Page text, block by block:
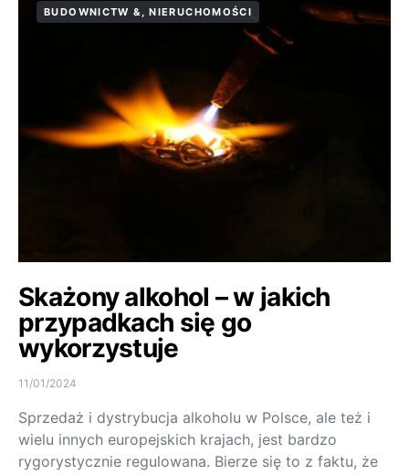
BUDOWNICTW &, NIERUCHOMOŚCI
Skażony alkohol – w jakich
przypadkach się go
wykorzystuje
11/01/2024
Sprzedaż i dystrybucja alkoholu w Polsce, ale też i
wielu innych europejskich krajach, jest bardzo
rygorystycznie regulowana. Bierze się to z faktu, że